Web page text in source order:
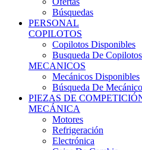
PERSONAL
COPILOTOS
Copilotos Disponibles
Busqueda De Copilotos
MECANICOS
Mecánicos Disponibles
Búsqueda De Mecánicos
PIEZAS DE COMPETICIÓN
MECÁNICA
Motores
Refrigeración
Electrónica
Cajas De Cambio
Sistemas De Escape